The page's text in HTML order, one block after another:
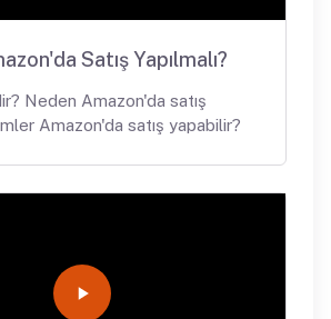
Satış Yapılmalı?
Neden Amazon'da satış
Amazon'da satış yapabilir?